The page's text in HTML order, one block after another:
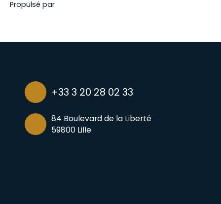
Propulsé par
+33 3 20 28 02 33
84 Boulevard de la Liberté
59800 Lille